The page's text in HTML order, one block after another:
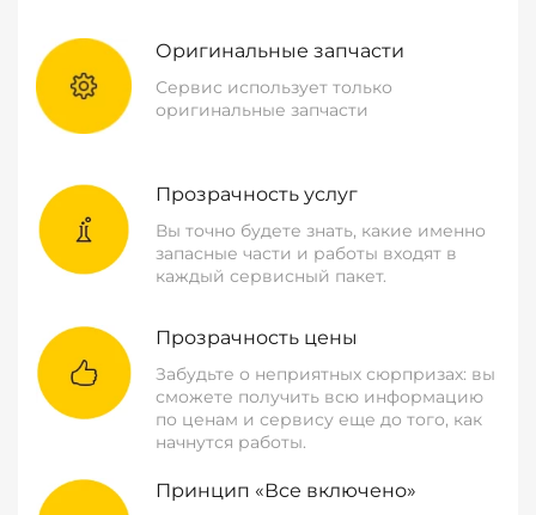
Оригинальные запчасти
Сервис использует только
оригинальные запчасти
Прозрачность услуг
Вы точно будете знать, какие именно
запасные части и работы входят в
каждый сервисный пакет.
Прозрачность цены
Забудьте о неприятных сюрпризах: вы
сможете получить всю информацию
по ценам и сервису еще до того, как
начнутся работы.
Принцип «Все включено»